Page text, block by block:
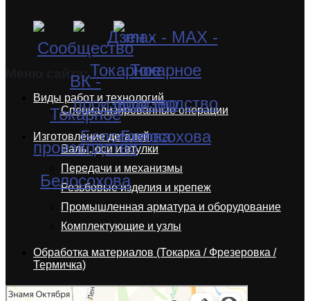
Меню сайта:
Виды работ и технологий
Специализированные операции
Изготовление деталей
Валы, оси и втулки
Передачи и механизмы
Резьбовые изделия и крепеж
Промышленная арматура и оборудование
Комплектующие и узлы
Обработка материалов (Токарка / Фрезеровка /
Термичка)